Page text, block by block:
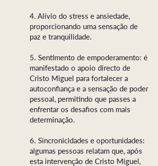
4. Alívio do stress e ansiedade,
proporcionando uma sensação de
paz e tranquilidade.
5. Sentimento de empoderamento: é
manifestado o apoio directo de
Cristo Miguel para fortalecer a
autoconfiança e a sensação de poder
pessoal, permitindo que passes a
enfrentar os desafios com mais
determinação.
6. Sincronicidades e oportunidades:
algumas pessoas relatam que, após
esta intervenção de Cristo Miguel,